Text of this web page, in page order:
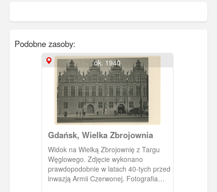
Podobne zasoby:
ok. 1940
Gdańsk, Wielka Zbrojownia
Widok na Wielką Zbrojownię z Targu
Węglowego. Zdjęcie wykonano
prawdopodobnie w latach 40-tych przed
inwazją Armii Czerwonej. Fotografia